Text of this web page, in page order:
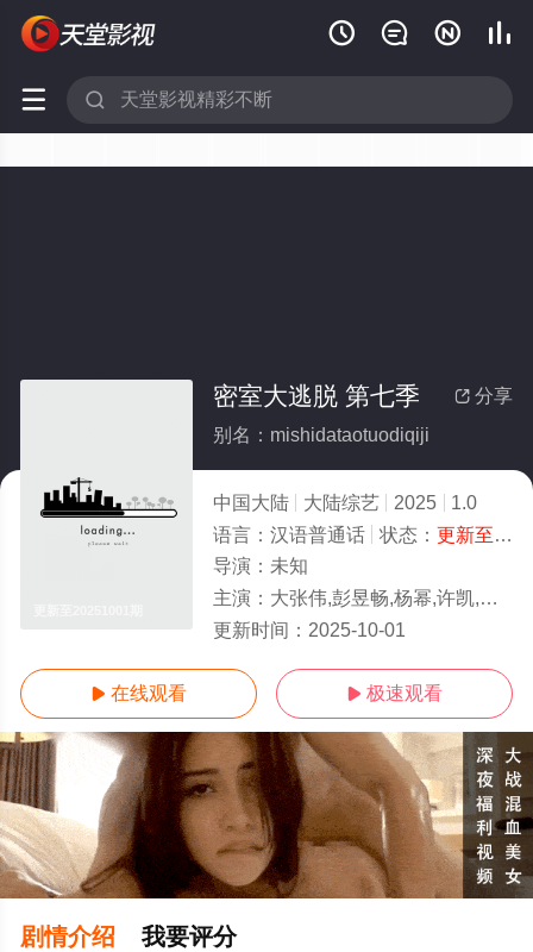
   
 
 分享
密室大逃脱 第七季
别名：mishidataotuodiqiji
中国大陆 大陆综艺 2025
1.0
语言： 汉语普通话 状态： 更新至20251001期
导演： 未知
主演： 大张伟,彭昱畅,杨幂,许凯,周笔畅,张宥浩
更新时间： 2025-10-01
 在线观看  极速观看
剧情介绍 我要评分